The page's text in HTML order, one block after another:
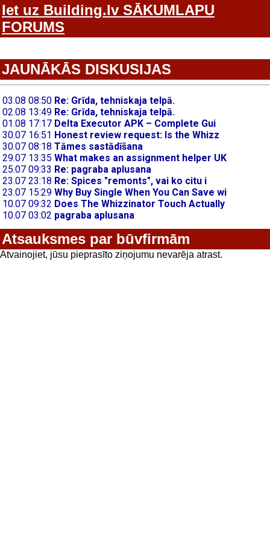
Iet uz Building.lv SĀKUMLAPU
FORUMS
JAUNĀKĀS DISKUSIJAS
Atsauksmes par būvfirmām
Atvainojiet, jūsu pieprasīto ziņojumu nevarēja atrast.